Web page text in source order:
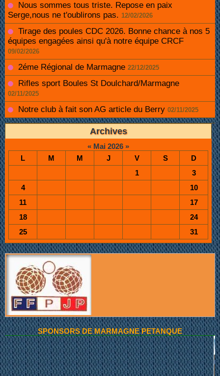
Nous sommes tous triste. Repose en paix
Serge,nous ne t'oublirons pas. 12/02/2026
Tirage des poules CDC 2026. Bonne chance à nos 5
équipes engagées ainsi qu'à notre équipe CRCF
09/02/2026
2éme Régional de Marmagne 22/12/2025
Rifles sport Boules St Doulchard/Marmagne
02/11/2025
Notre club à fait son AG article du Berry 02/11/2025
Archives
« Mai 2026 »
L
M M J V S
D
1
3
4
10
11
17
18
24
25
31
SPONSORS DE MARMAGNE PETANQUE